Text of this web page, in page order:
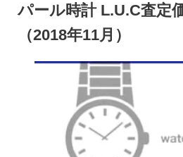
パール時計 L.U.C査定
（2018年11月）